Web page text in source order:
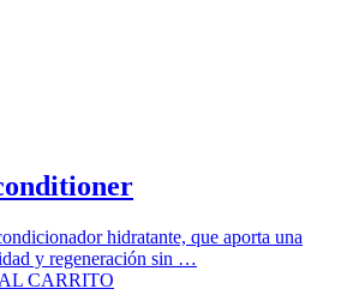
hidratante, que aporta una
y regeneración sin …
CARRITO